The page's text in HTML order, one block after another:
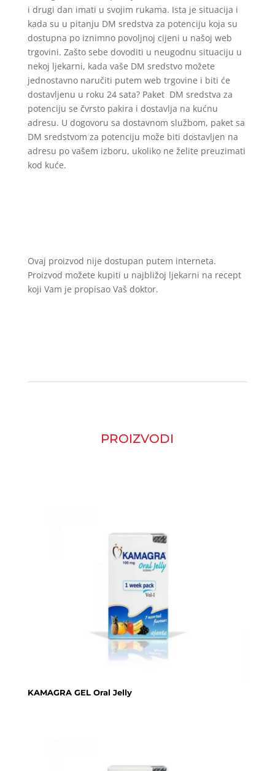
i drugi dan imati u svojim rukama. Ista je situacija i
kada su u pitanju DM sredstva za potenciju koja su
dostupna po iznimno povoljnoj cijeni u našoj web
trgovini. Zašto sebe dovoditi u neugodnu situaciju u
nekoj ljekarni, kada vaše DM sredstvo možete
jednostavno naručiti putem web trgovine i biti će
dostavljenu u roku 24 sata? Paket DM sredstva za
potenciju se čvrsto pakira i dostavlja na kućnu
adresu. U dogovoru sa dostavnom službom, paket sa
DM sredstvom za potenciju može biti dostavljen na
adresu po vašem izboru, ukoliko ne želite preuzimati
kod kuće.
Ovaj proizvod nije dostupan putem interneta.
Proizvod možete kupiti u najbližoj ljekarni na recept
koji Vam je propisao Vaš doktor.
PROIZVODI
KAMAGRA GEL Oral Jelly